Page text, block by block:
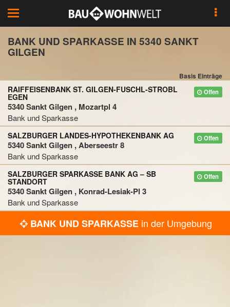
Toggle
navigation
BANK UND SPARKASSE IN 5340 SANKT
GILGEN
Basis Einträge
Offen
RAIFFEISENBANK ST. GILGEN-FUSCHL-STROBL
EGEN
5340 Sankt Gilgen , Mozartpl 4
Bank und Sparkasse
Offen
SALZBURGER LANDES-HYPOTHEKENBANK AG
5340 Sankt Gilgen , Aberseestr 8
Bank und Sparkasse
Offen
SALZBURGER SPARKASSE BANK AG – SB
STANDORT
5340 Sankt Gilgen , Konrad-Lesiak-Pl 3
Bank und Sparkasse
BANK UND SPARKASSE in der Umgebung